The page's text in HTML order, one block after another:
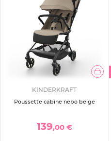
KINDERKRAFT
Poussette cabine nebo beige
139,00 €